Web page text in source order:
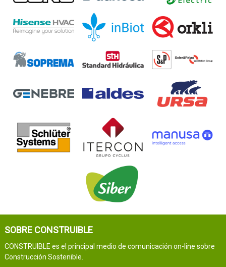
SOBRE CONSTRUIBLE
CONSTRUIBLE es el principal medio de comunicación on-line sobre
Construcción Sostenible.